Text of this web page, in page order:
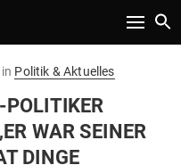
Toggle
in Politik & Aktuelles
WAR SEINER
DINGE